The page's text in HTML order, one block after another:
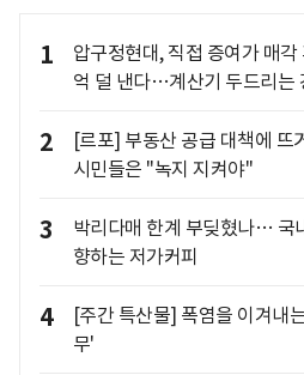
1
압구정현대, 직접 증여가 매
억 덜 낸다…계산기 두드리는
2
[르포] 부동산 공급 대책에
시민들은 "녹지 지켜야"
3
박리다매 한계 부딪혔나… 국
향하는 저가커피
4
[주간 특산물] 폭염을 이겨내
무'